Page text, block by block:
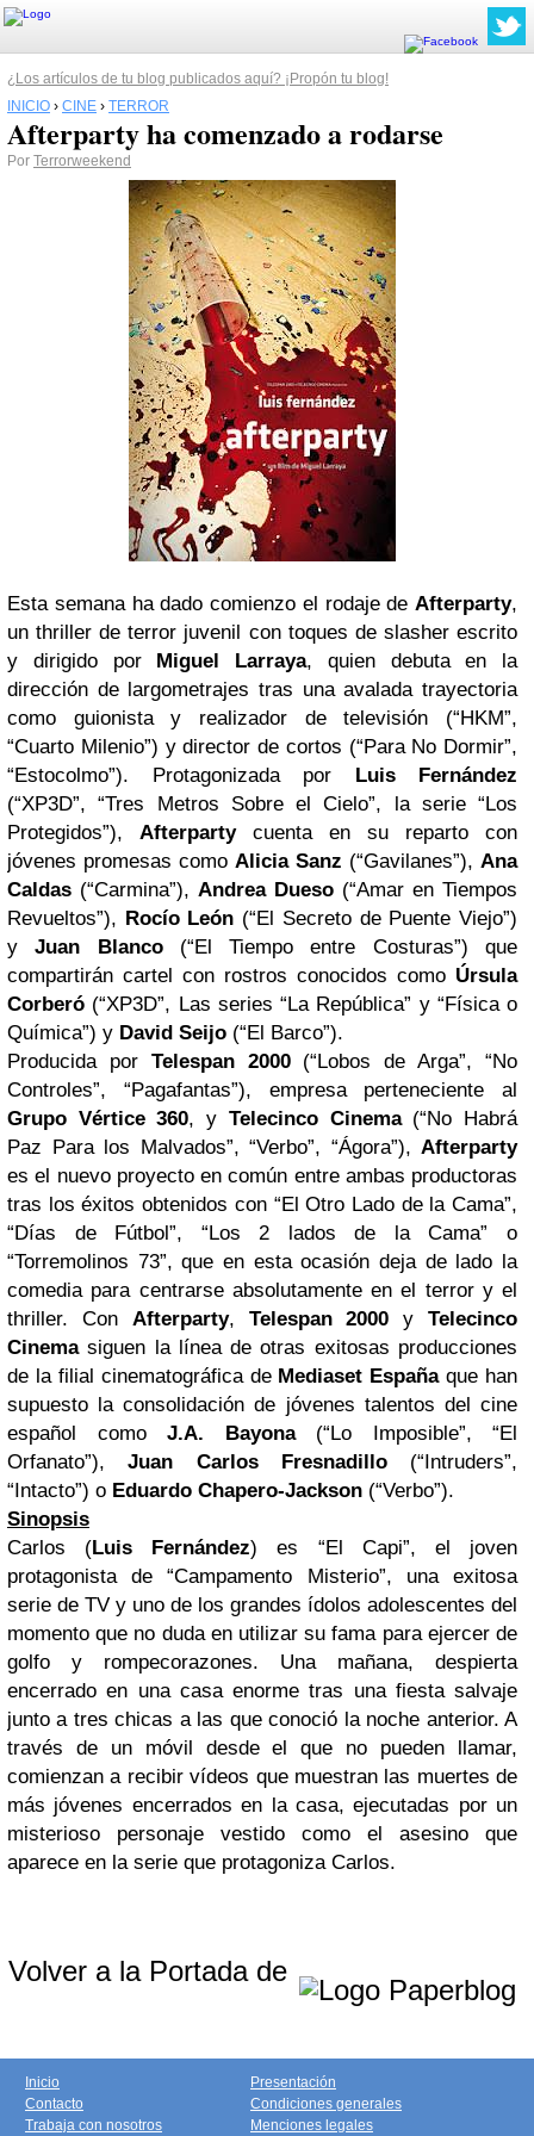
¿Los artículos de tu blog publicados aquí? ¡Propón tu blog!
INICIO › CINE › TERROR
Afterparty ha comenzado a rodarse
Por Terrorweekend
Esta semana ha dado comienzo el rodaje de Afterparty,
un thriller de terror juvenil con toques de slasher escrito
y dirigido por Miguel Larraya, quien debuta en la
dirección de largometrajes tras una avalada trayectoria
como guionista y realizador de televisión (“HKM”,
“Cuarto Milenio”) y director de cortos (“Para No Dormir”,
“Estocolmo”). Protagonizada por Luis Fernández
(“XP3D”, “Tres Metros Sobre el Cielo”, la serie “Los
Protegidos”), Afterpartycuenta en su reparto con
jóvenes promesas como Alicia Sanz (“Gavilanes”), Ana
Caldas (“Carmina”), Andrea Dueso (“Amar en Tiempos
Revueltos”), Rocío León (“El Secreto de Puente Viejo”)
yJuan Blanco(“El Tiempo entre Costuras”) que
compartirán cartel con rostros conocidos como Úrsula
Corberó (“XP3D”, Las series “La República” y “Física o
Química”) y David Seijo (“El Barco”).
Producida por Telespan 2000(“Lobos de Arga”, “No
Controles”, “Pagafantas”), empresa perteneciente al
Grupo Vértice 360, y TelecincoCinema(“No Habrá
Paz Para los Malvados”, “Verbo”, “Ágora”), Afterparty
es el nuevo proyecto en común entre ambas productoras
tras los éxitos obtenidos con “El Otro Lado de la Cama”,
“Días de Fútbol”, “Los 2 lados de la Cama” o
“Torremolinos 73”, que en esta ocasión deja de lado la
comedia para centrarse absolutamente en el terror y el
thriller. Con Afterparty, Telespan 2000 yTelecinco
Cinemasiguen la línea de otras exitosas producciones
de la filial cinematográfica de Mediaset Españaque han
supuesto la consolidación de jóvenes talentos del cine
español como J.A. Bayona(“Lo Imposible”, “El
Orfanato”),Juan Carlos Fresnadillo(“Intruders”,
“Intacto”) o Eduardo Chapero-Jackson (“Verbo”).
Sinopsis
Carlos (Luis Fernández) es “El Capi”, el joven
protagonista de “Campamento Misterio”, una exitosa
serie de TV y uno de los grandes ídolos adolescentes del
momento que no duda en utilizar su fama para ejercer de
golfo y rompecorazones. Una mañana, despierta
encerrado en una casa enorme tras una fiesta salvaje
junto a tres chicas a las que conoció la noche anterior. A
través de un móvil desde el que no pueden llamar,
comienzan a recibir vídeos que muestran las muertes de
más jóvenes encerrados en la casa, ejecutadas por un
misterioso personaje vestido como el asesino que
aparece en la serie que protagoniza Carlos.
Volver a la Portada de
Inicio
Contacto
Trabaja con nosotros
Presentación
Condiciones generales
Menciones legales